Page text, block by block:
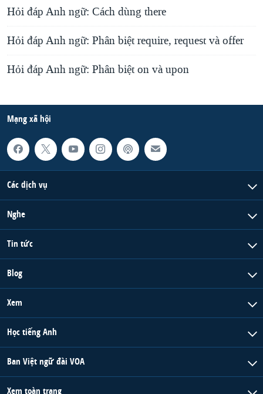
Hỏi đáp Anh ngữ: Cách dùng there
Hỏi đáp Anh ngữ: Phân biệt require, request và offer
Hỏi đáp Anh ngữ: Phân biệt on và upon
Mạng xã hội
Các dịch vụ
Nghe
Tin tức
Blog
Xem
Học tiếng Anh
Ban Việt ngữ đài VOA
Xem toàn trang